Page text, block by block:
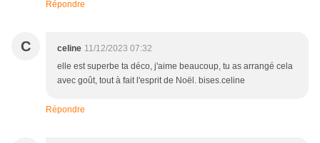
Répondre
C celine 11/12/2023 07:32
elle est superbe ta déco, j'aime beaucoup, tu as arrangé cela
avec goût, tout à fait l'esprit de Noël. bises.celine
Répondre